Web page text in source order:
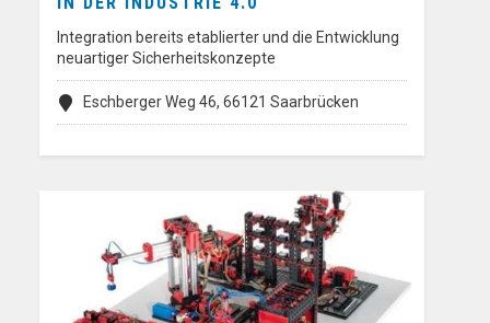
Integration bereits etablierter und die Entwicklung
neuartiger Sicherheitskonzepte
Eschberger Weg 46, 66121 Saarbrücken